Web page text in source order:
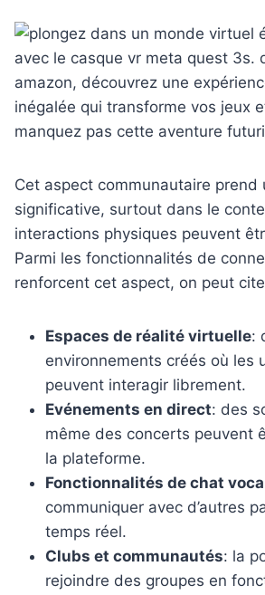
Cet aspect communautaire prend
significative, surtout dans le
interactions physiques peuvent
Parmi les fonctionnalités de
renforcent cet aspect, on peut
Espaces de réalité virtuelle:
environnements créés où les
peuvent interagir librement.
Evénements en direct: des
même des concerts peuvent
la plateforme.
Fonctionnalités de chat
communiquer avec d’autres
temps réel.
Clubs et communautés: la
rejoindre des groupes en